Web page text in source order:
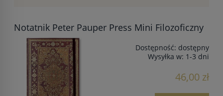
Notatnik Peter Pauper Press Mini Filozoficzny
Dostępność: dostępny
Wysyłka w: 1-3 dni
46,00 zł